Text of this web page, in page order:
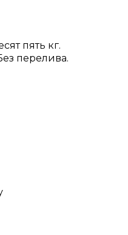
пять кг.
перелива.